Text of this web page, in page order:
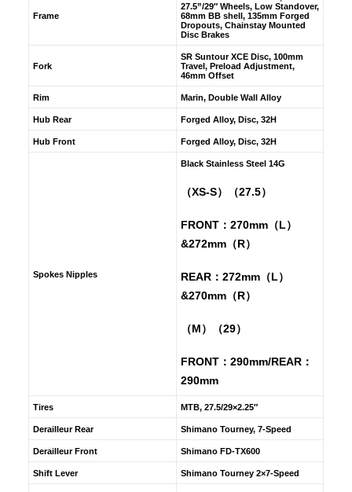
Frame
27.5”/29″ Wheels, Low Standover,
68mm BB shell, 135mm Forged
Dropouts, Chainstay Mounted
Disc Brakes
Fork
SR Suntour XCE Disc, 100mm
Travel, Preload Adjustment,
46mm Offset
Rim Marin, Double Wall Alloy
Hub Rear Forged Alloy, Disc, 32H
Hub Front Forged Alloy, Disc, 32H
Spokes Nipples
Black Stainless Steel 14G
（XS-S）（27.5）
FRONT：270mm（L）
&272mm（R）
REAR：272mm（L）
&270mm（R）
（M）（29）
FRONT：290mm/REAR：
290mm
Tires MTB, 27.5/29×2.25″
Derailleur Rear Shimano Tourney, 7-Speed
Derailleur Front Shimano FD-TX600
Shift Lever Shimano Tourney 2×7-Speed